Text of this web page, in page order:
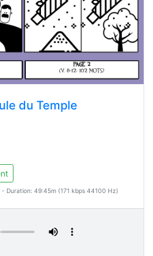
du Temple
Duration: 49:45m (171 kbps 44100 Hz)